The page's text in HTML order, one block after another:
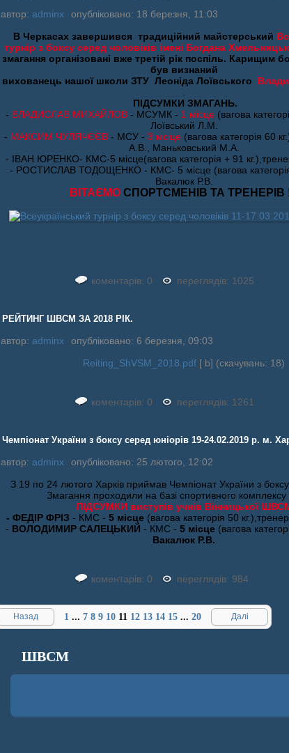
автор: adminx
опубліковано: 18 березня, 11:03
В Черкасах завершився традиційний майстерський
турнір з боксу серед чоловіків імені Богдана
змагання організовані вже третій рік поспіль. Карищим
був визнаний
вихованець нашої школи ЗТУ Леоніда Лоївського
ПІДСУМКИ ЗМАГАНЬ.
- ВЛАДИСЛАВ МИХАЙЛОВ - МСУМК - 1 місце (вагова
Лоївський Л.М.
- МАКСИМ ЧУЛЯЧЄЄВ - МСУ - 3 мсіце (вагова категорія 60
А.В., Маньковський М.А.
- ІВАН ЮРЕНКО- КМС-5 місце(вагова категорія + 91
- РОСТИСЛАВ ТОДОЩЕНКО - КМС- 5 місце (вагова категорія
Вакалюк Р.В.
ВІТАЄМО СПОРТСМЕНІВ ТА ТРЕНЕРІВ
коментарів: 0 переглядів: 1025
РЕЙТИНГ ШВСМ ЗА 2018 РІК.
автор: adminx
опубліковано: 6 березня, 09:03
Reiting_ShVSM_2018.pdf [ b] (cкачувань: 18)
коментарів: 0 переглядів: 1261
Чемпіонат України з боксу серед юніорів 19-24.02.2019 р. м.
автор: adminx
опубліковано: 25 лютого, 12:02
З 19 по 24 лютого Харків приймав Чемпіонат України з боксу
Змагання проходили на базі спортивного комплексу
ПІДСУМКИ виступів учнів Вінницької
- ФЕДІР ФРІЗ - КМС - 5 місце (вагова категорія 50 кг.),тренер
- ВОЛОДИМИР САЛЕЦЬКИЙ - КМС - 5 місце(вагова
Вакалюк Р.В.
коментарів: 0 переглядів: 984
Назад 1 ... 7 8 9 10 11 12 13 14 15 ... 20 Далі
ШВСМ